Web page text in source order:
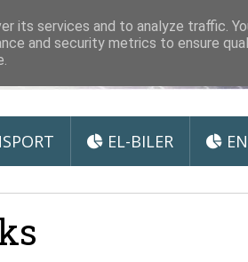
EL-BILER
its services and to analyze traffic.
and security metrics to ensure